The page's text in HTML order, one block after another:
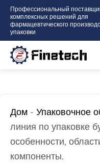
Перейти
содержимому
Профессиональный
комплексных решений для
фармацевтического
упаковки
Дом - Упаковочное
линия по упаковке
особенности,
компоненты.